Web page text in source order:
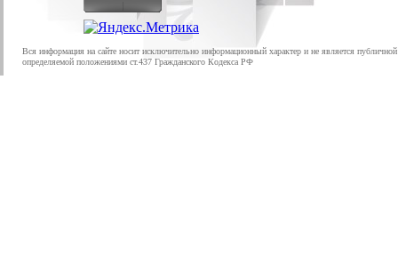
Вся информация на сайте носит исключительно информационный характер и не является
определяемой положениями ст.437 Гражданского Кодекса РФ